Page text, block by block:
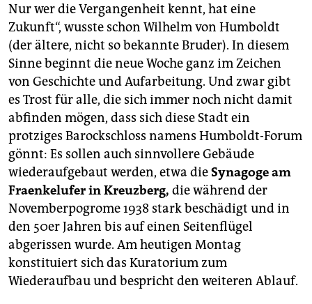
abo
genossenschaft
epaper login
Nur wer die Vergangenheit kennt, hat eine
Zukunft“, wusste schon Wilhelm von Humboldt
(der ältere, nicht so bekannte Bruder). In diesem
Sinne beginnt die neue Woche ganz im Zeichen
von Geschichte und Aufarbeitung. Und zwar gibt
es Trost für alle, die sich immer noch nicht damit
abfinden mögen, dass sich diese Stadt ein
protziges Barockschloss namens Humboldt-Forum
gönnt: Es sollen auch sinnvollere Gebäude
wiederaufgebaut werden, etwa dieSynagoge am
Fraenkelufer in Kreuzberg, die während der
Novemberpogrome 1938 stark beschädigt und in
den 50er Jahren bis auf einen Seitenflügel
abgerissen wurde. Am heutigen Montag
konstituiert sich das Kuratorium zum
Wiederaufbau und bespricht den weiteren Ablauf.